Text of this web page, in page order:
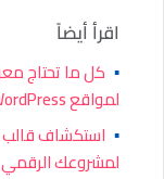
اقرأ أيضاً
▪
لمواقع WordPress
▪
لمشروعك الرقمي